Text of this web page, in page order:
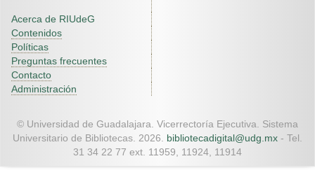
Acerca de RIUdeG
Contenidos
Políticas
Preguntas frecuentes
Contacto
Administración
© Universidad de Guadalajara. Vicerrectoría Ejecutiva. Sistema
Universitario de Bibliotecas. 2026. bibliotecadigital@udg.mx - Tel.
31 34 22 77 ext. 11959, 11924, 11914